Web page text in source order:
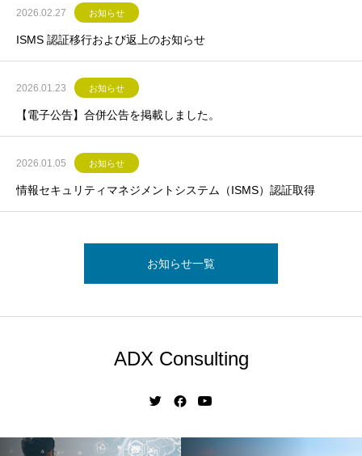
2026.02.27 お知らせ
ISMS 認証移行および返上のお知らせ
2026.01.23 お知らせ
【電子公告】合併公告を掲載しました。
2026.01.05 お知らせ
情報セキュリティマネジメントシステム（ISMS）認証取得
お知らせ一覧
ADX Consulting